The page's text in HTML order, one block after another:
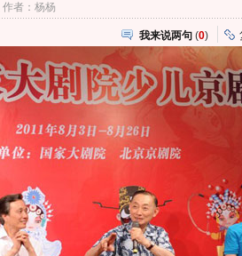
作者：杨杨
我来说两句 (0)